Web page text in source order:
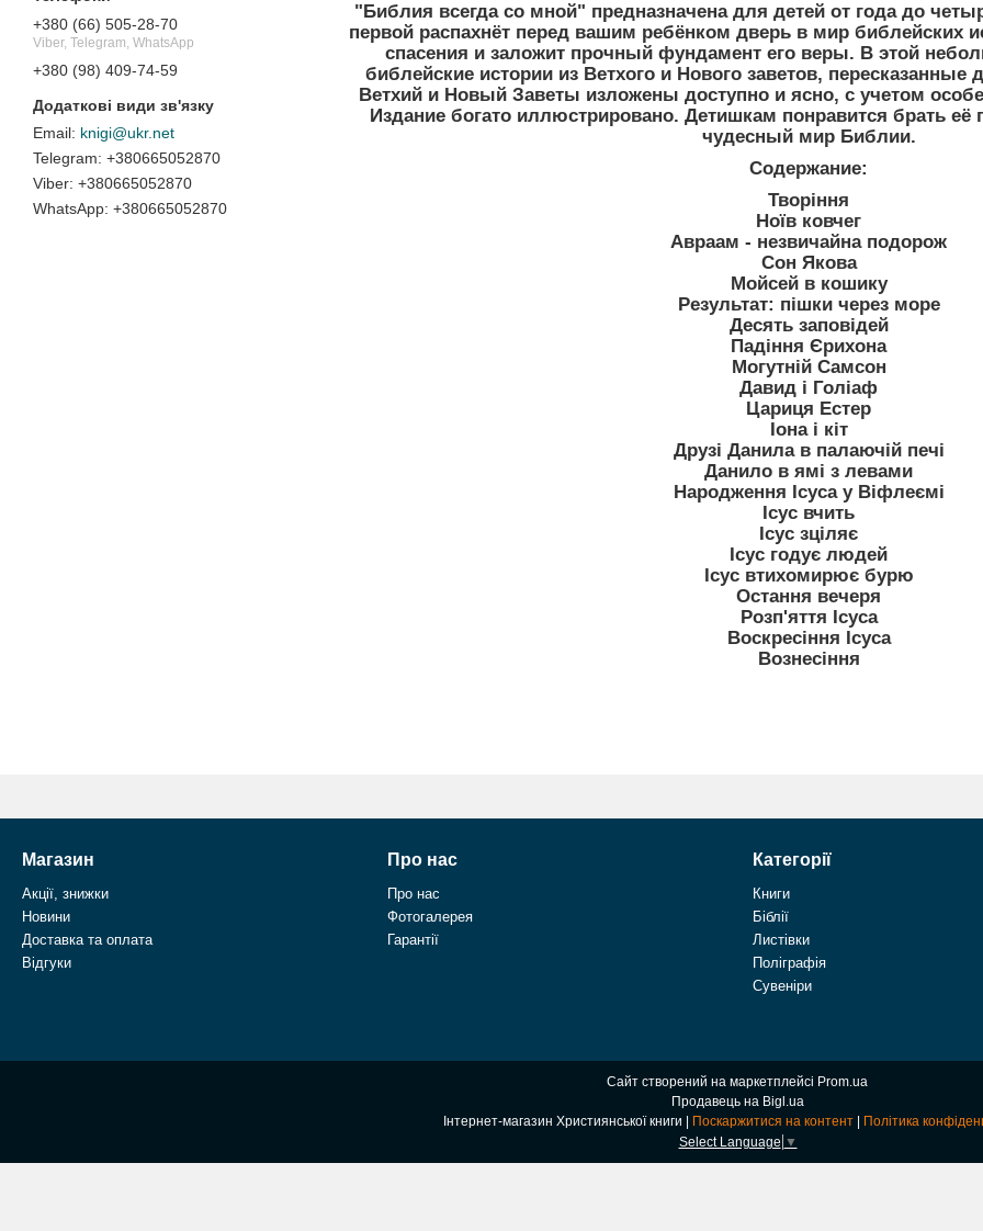
+380 (66) 505-28-70
Viber, Telegram, WhatsApp
+380 (98) 409-74-59
knigi@ukr.net
+380665052870
+380665052870
+380665052870
"Библия всегда со мной" предназначена для детей от года до
первой распахнёт перед вашим ребёнком дверь в мир библейских
спасения и заложит прочный фундамент его веры. В этой
библейские истории из Ветхого и Нового заветов,
Ветхий и Новый Заветы изложены доступно и ясно, с учетом
Издание богато иллюстрировано. Детишкам понравится брать её
чудесный мир Библии.
Содержание:
Творіння
Ноїв ковчег
Авраам - незвичайна подорож
Сон Якова
Мойсей в кошику
Результат: пішки через море
Десять заповідей
Падіння Єрихона
Могутній Самсон
Давид і Голіаф
Цариця Естер
Іона і кіт
Друзі Данила в палаючій печі
Данило в ямі з левами
Народження Ісуса у Віфлеємі
Ісус вчить
Ісус зціляє
Ісус годує людей
Ісус втихомирює бурю
Остання вечеря
Розп'яття Ісуса
Воскресіння Ісуса
Вознесіння
Магазин
Акції, знижки
Новини
Доставка та оплата
Відгуки
Про нас
Про нас
Фотогалерея
Гарантії
Категорії
Книги
Біблії
Листівки
Поліграфія
Сувеніри
Сайт створений на маркетплейсі Prom.ua
Продавець на Bigl.ua
Поскаржитися на контент
Політика
Select Language ▼